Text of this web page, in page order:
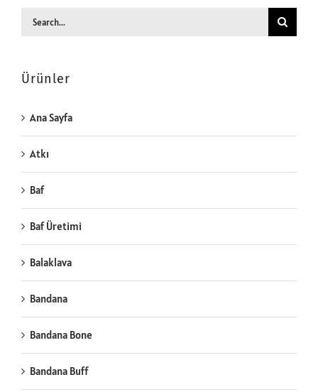
Search
Ürünler
Ana Sayfa
Atkı
Baf
Baf Üretimi
Balaklava
Bandana
Bandana Bone
Bandana Buff